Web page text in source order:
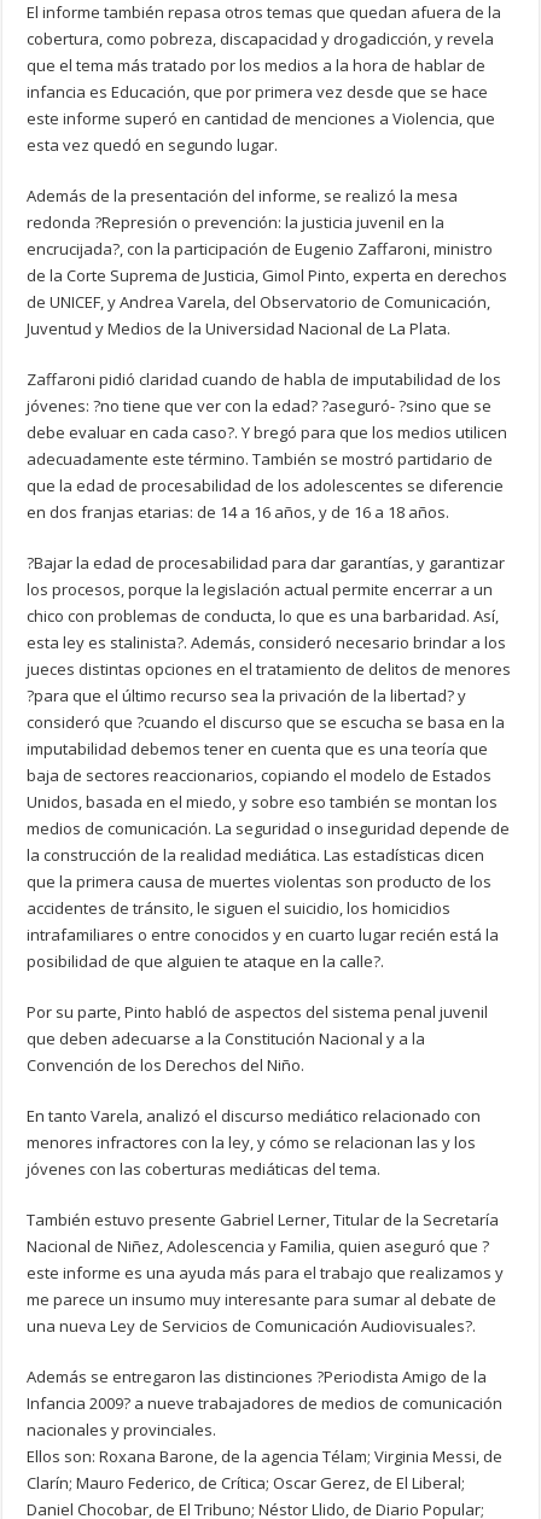
El informe también repasa otros temas que quedan afuera de la
cobertura, como pobreza, discapacidad y drogadicción, y revela
que el tema más tratado por los medios a la hora de hablar de
infancia es Educación, que por primera vez desde que se hace
este informe superó en cantidad de menciones a Violencia, que
esta vez quedó en segundo lugar.
Además de la presentación del informe, se realizó la mesa
redonda ?Represión o prevención: la justicia juvenil en la
encrucijada?, con la participación de Eugenio Zaffaroni, ministro
de la Corte Suprema de Justicia, Gimol Pinto, experta en derechos
de UNICEF, y Andrea Varela, del Observatorio de Comunicación,
Juventud y Medios de la Universidad Nacional de La Plata.
Zaffaroni pidió claridad cuando de habla de imputabilidad de los
jóvenes: ?no tiene que ver con la edad? ?aseguró- ?sino que se
debe evaluar en cada caso?. Y bregó para que los medios utilicen
adecuadamente este término. También se mostró partidario de
que la edad de procesabilidad de los adolescentes se diferencie
en dos franjas etarias: de 14 a 16 años, y de 16 a 18 años.
?Bajar la edad de procesabilidad para dar garantías, y garantizar
los procesos, porque la legislación actual permite encerrar a un
chico con problemas de conducta, lo que es una barbaridad. Así,
esta ley es stalinista?. Además, consideró necesario brindar a los
jueces distintas opciones en el tratamiento de delitos de menores
?para que el último recurso sea la privación de la libertad? y
consideró que ?cuando el discurso que se escucha se basa en la
imputabilidad debemos tener en cuenta que es una teoría que
baja de sectores reaccionarios, copiando el modelo de Estados
Unidos, basada en el miedo, y sobre eso también se montan los
medios de comunicación. La seguridad o inseguridad depende de
la construcción de la realidad mediática. Las estadísticas dicen
que la primera causa de muertes violentas son producto de los
accidentes de tránsito, le siguen el suicidio, los homicidios
intrafamiliares o entre conocidos y en cuarto lugar recién está la
posibilidad de que alguien te ataque en la calle?.
Por su parte, Pinto habló de aspectos del sistema penal juvenil
que deben adecuarse a la Constitución Nacional y a la
Convención de los Derechos del Niño.
En tanto Varela, analizó el discurso mediático relacionado con
menores infractores con la ley, y cómo se relacionan las y los
jóvenes con las coberturas mediáticas del tema.
También estuvo presente Gabriel Lerner, Titular de la Secretaría
Nacional de Niñez, Adolescencia y Familia, quien aseguró que ?
este informe es una ayuda más para el trabajo que realizamos y
me parece un insumo muy interesante para sumar al debate de
una nueva Ley de Servicios de Comunicación Audiovisuales?.
Además se entregaron las distinciones ?Periodista Amigo de la
Infancia 2009? a nueve trabajadores de medios de comunicación
nacionales y provinciales.
Ellos son: Roxana Barone, de la agencia Télam; Virginia Messi, de
Clarín; Mauro Federico, de Crítica; Oscar Gerez, de El Liberal;
Daniel Chocobar, de El Tribuno; Néstor Llido, de Diario Popular;